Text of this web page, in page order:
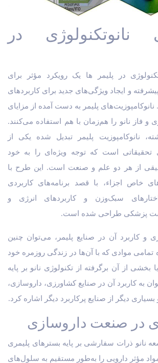
نانوتکنولوژی در
در پلیمر ها یک رویکرد مؤثر برای
و ایجاد ویژگی‌های جدید برای کاربردهای
پلیمر به دست آمده از مزایای
و فاز نانو را هم‌زمان با هم استفاده می‌کنند.
نانوکامپوزیت پلیمر تبدیل شده یکی از
تحقیقاتی است که توجه ویژه‌ای را به خود
از هر دو علم و صنعت است. این طرح با
خاص اجزاء، با قصد برنامه‌های کاربردی
سبک‌وزن و کاربردهای انرژی و
پزشکی طراحی شده است.
و کاربرد آن در صنایع پلیمر، می‌توان چنین
تمامی موادی که با آن‌ها در زندگی روزمره خود
بخشی از آن برگرفته از تکنولوژی نانو بر پایه
به کاربرد آن در صنایع کشاورزی، داروسازی،
دیگر از صنایع پرکاربرد دیگر اشاره کرد.
در صنعت داروسازی
نانو ذرات سفارشی بر پایه بسترهای پلیمری
مؤثر دارویی را به‌طور مستقیم به سلول‌های